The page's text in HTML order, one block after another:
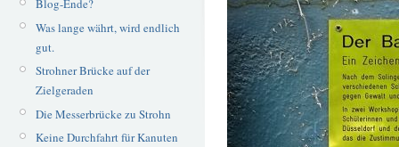
Blog-Ende?
Was lange währt, wird endlich
gut.
Strohner Brücke auf der
Zielgeraden
Die Messerbrücke zu Strohn
Keine Durchfahrt für Kanuten